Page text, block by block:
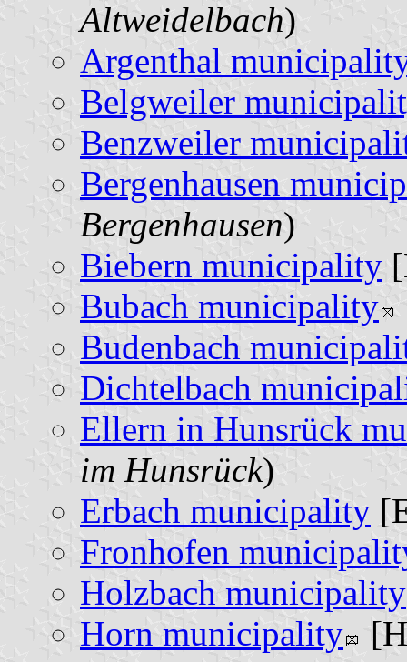
Altweidelbach)
Argenthal
Belgweiler
Benzweiler
Bergenhausen
Bergenhausen)
Biebern municipality
Bubach municipality
Budenbach
Dichtelbach
Ellern in Hunsrück
im Hunsrück)
Erbach municipality
Fronhofen
Holzbach municipality
Horn municipality